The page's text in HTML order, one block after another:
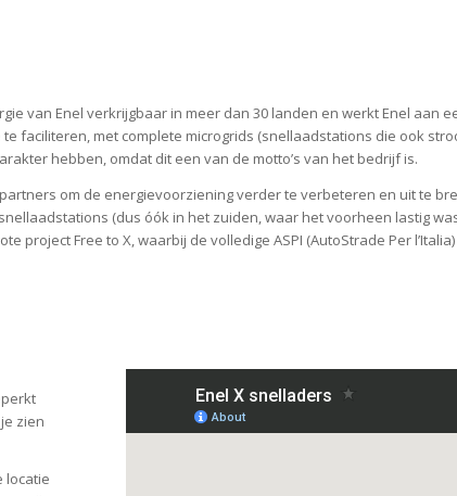
van Enel verkrijgbaar in meer dan 30 landen en werkt Enel aan
faciliteren, met complete microgrids (snellaadstations die ook
hebben, omdat dit een van de motto’s van het bedrijf is.
om de energievoorziening verder te verbeteren en uit te
(dus óók in het zuiden, waar het voorheen lastig
project Free to X, waarbij de volledige ASPI (AutoStrade Per
zien
locatie